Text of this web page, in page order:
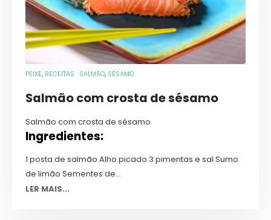
PEIXE, RECEITAS SALMÃO, SÉSAMO
Salmão com crosta de sésamo
Salmão com crosta de sésamo
Ingredientes:
1 posta de salmão Alho picado 3 pimentas e sal Sumo
de limão Sementes de...
LER MAIS...